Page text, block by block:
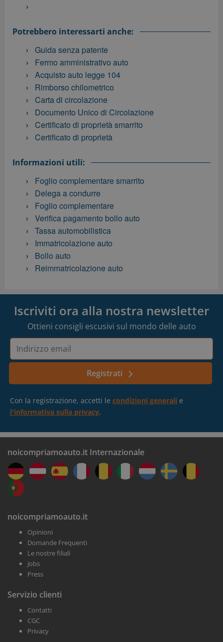
Potrebbero interessarti anche:
Guida senza patente
Fermo amministrativo auto
Acquisto auto legge 104
Rimborso chilometrico
Carta di circolazione
Documento Unico di Circolazione
Certificato di proprietà smarrito
Certificato di proprietà
Informazioni utili:
Foglio complementare smarrito
Delega a condurre
Foglio complementare
Verifica pagamento bollo auto
Tassa automobilistica
Immatricolazione auto
Bollo auto
Reimmatricolazione auto
Iscriviti ora alla nostra newsletter
Ottieni consigli escusivi sul mondo delle auto
Registrati
Con la registrazione, accetti le condizioni generali e
l'informativa sulla privacy.
noicompriamoauto.it Internazionale
noicompriamoauto.it
Opinioni
Domande Frequenti
Le nostre filiali
Jobs
Press
Servizio clienti
Contatti
CGC
Privacy